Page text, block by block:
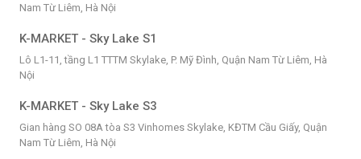
Nam Từ Liêm, Hà Nội
K-MARKET - Sky Lake S1
Lô L1-11, tầng L1 TTTM Skylake, P. Mỹ Đình, Quận Nam Từ Liêm, Hà
Nội
K-MARKET - Sky Lake S3
Gian hàng SO 08A tòa S3 Vinhomes Skylake, KĐTM Cầu Giấy, Quận
Nam Từ Liêm, Hà Nội